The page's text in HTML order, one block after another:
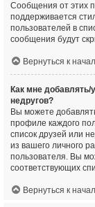
Сообщения от этих
поддерживается
пользователей в
сообщения будут
Вернуться к
Как мне добавлять/
недругов?
Вы можете
профиле каждого
список друзей или
из вашего личного
пользователя. Вы
соответствующих
Вернуться к